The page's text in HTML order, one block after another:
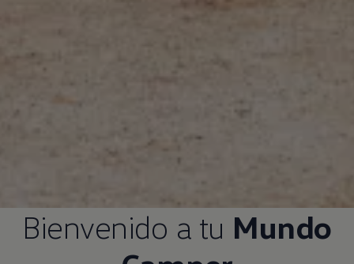
Bienvenido a tu Mundo